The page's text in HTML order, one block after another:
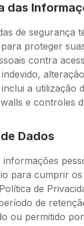
das
de segurança
proteger
contra
a utilização
e controles
Dados
informações
para cumprir
de
de
ou permitido